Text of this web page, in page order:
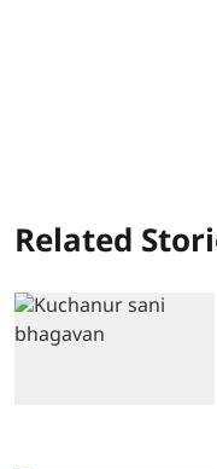
Related